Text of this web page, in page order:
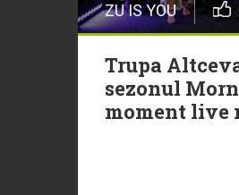
ZU IS YOU
Trupa
sezonul
moment live